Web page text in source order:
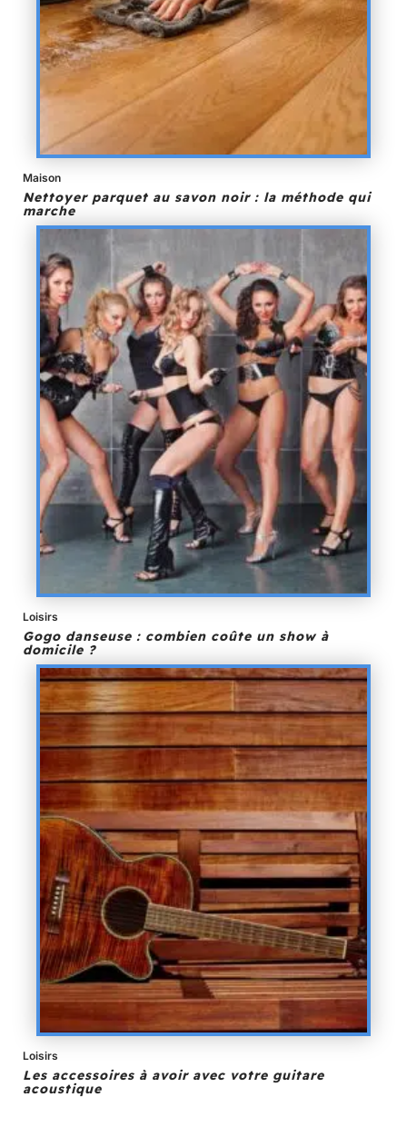
Maison
Nettoyer parquet au savon noir : la méthode qui
marche
Loisirs
Gogo danseuse : combien coûte un show à
domicile ?
Loisirs
Les accessoires à avoir avec votre guitare
acoustique